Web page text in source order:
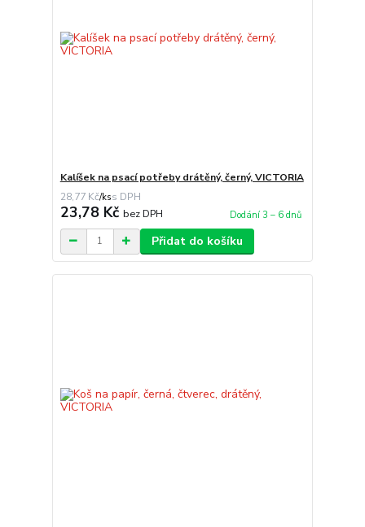
Kalíšek na psací potřeby drátěný, černý, VICTORIA
28,77 Kč/ks
23,78 Kč bez DPH Dodání 3 – 6 dnů
Přidat do košíku